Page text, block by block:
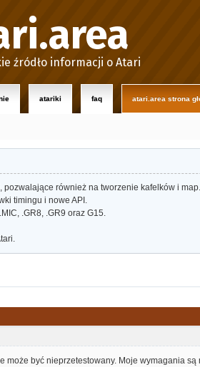
źródło informacji o Atari
atariki faq atari.area strona
pozwalające również na tworzenie kafelków i map.
timingu i nowe API.
.GR8, .GR9 oraz G15.
może być nieprzetestowany. Moje wymagania są